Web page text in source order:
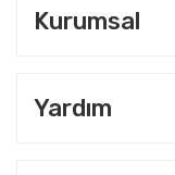
Kurumsal
Yardım